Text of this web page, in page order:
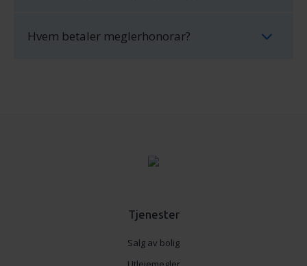
Hvem betaler meglerhonorar?
Tjenester
Salg av bolig